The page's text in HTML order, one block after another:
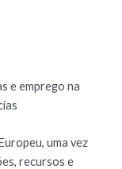
e emprego na
uma vez
recursos e